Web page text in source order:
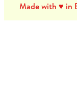
Made with ♥ in